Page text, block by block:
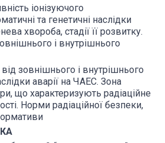
іонізуючого
та генетичні наслідки
хвороба, стадії її розвитку.
і внутрішнього
зовнішнього і внутрішнього
аварії на ЧАЕС. Зона
що характеризують радіаційне
Норми радіаційної безпеки,